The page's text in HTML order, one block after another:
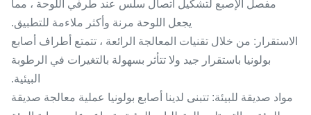
مفصل الإصبع لتشكيل اتصال سلس عند طرفي اللوحة ، مما
يجعل اللوحة مرنة وأكثر ملاءمة للتطبيق.
الاستقرار: من خلال تقنيات المعالجة الرائعة ، تتمتع أطراف أصابع
بولونيا باستقرار جيد ولا تتأثر بسهولة بالتغيرات في الرطوبة
البيئية.
مواد صديقة للبيئة: تتبنى لدينا أصابع بولونيا عملية معالجة صديقة